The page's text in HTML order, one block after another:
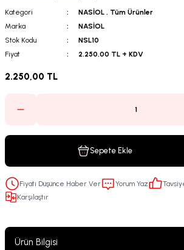
Kategori NASİOL , Tüm Ürünler
Marka
NASİOL
Stok Kodu
NSL10
Fiyat
2.250,00 TL + KDV
2.250,00 TL
Sepete Ekle
Fiyatı Düşünce Haber Ver Yorum Yaz
Karşılaştır
Ürün Bilgisi